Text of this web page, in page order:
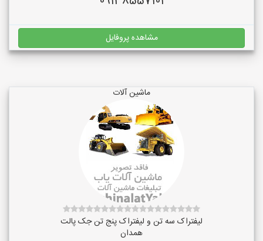
مشاهده پروفایل
ماشین آلات
لیفتراک سه تن و لیفتراک پنج تن جک پالت
همدان